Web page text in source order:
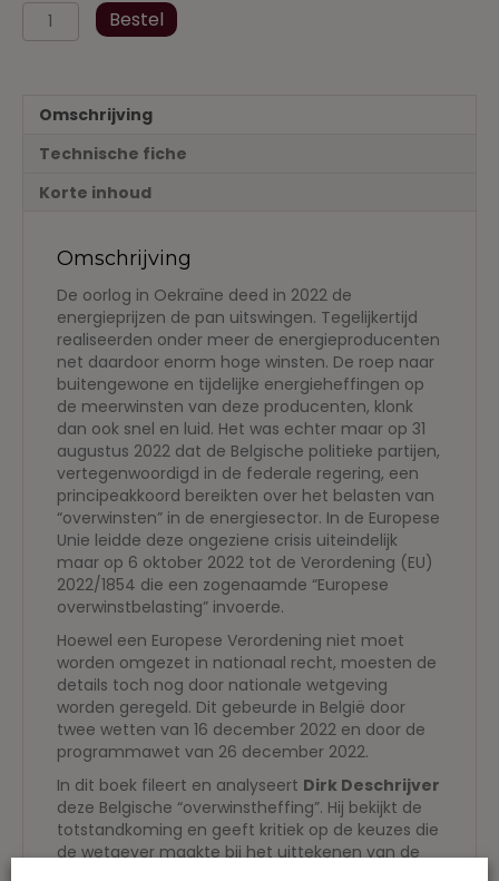
Energie
2022
tijdelijke
heffingen
Bestel
Omschrijving
Technische fiche
Korte inhoud
Omschrijving
De oorlog in Oekraïne deed in 2022 de
energieprijzen de pan uitswingen. Tegelijkertijd
realiseerden onder meer de energieproducenten
net daardoor enorm hoge winsten. De roep naar
buitengewone en tijdelijke energieheffingen op
de meerwinsten van deze producenten, klonk
dan ook snel en luid. Het was echter maar op 31
augustus 2022 dat de Belgische politieke partijen,
vertegenwoordigd in de federale regering, een
principeakkoord bereikten over het belasten van
“overwinsten” in de energiesector. In de Europese
Unie leidde deze ongeziene crisis uiteindelijk
maar op 6 oktober 2022 tot de Verordening (EU)
2022/1854 die een zogenaamde “Europese
overwinstbelasting” invoerde.
Hoewel een Europese Verordening niet moet
worden omgezet in nationaal recht, moesten de
details toch nog door nationale wetgeving
worden geregeld. Dit gebeurde in België door
twee wetten van 16 december 2022 en door de
programmawet van 26 december 2022.
In dit boek fileert en analyseert Dirk Deschrijver
deze Belgische “overwinstheffing”. Hij bekijkt de
totstandkoming en geeft kritiek op de keuzes die
de wetgever maakte bij het uittekenen van de